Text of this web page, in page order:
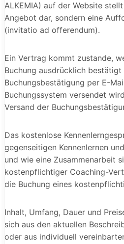
ALKEMIA) auf der Website
Angebot dar, sondern eine
(invitatio ad offerendum).
Ein Vertrag kommt zustande,
Buchung ausdrücklich
Buchungsbestätigung per E-
Buchungssystem versendet
Versand der
Das kostenlose
gegenseitigen Kennenlernen
und wie eine Zusammenarbeit
kostenpflichtiger Coaching-
die Buchung eines
Inhalt, Umfang, Dauer und
sich aus den aktuellen
oder aus individuell